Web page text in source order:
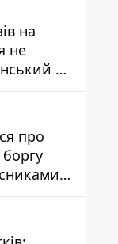
на
не
не
про
це